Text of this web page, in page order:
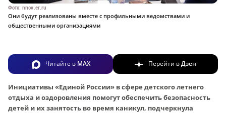
Фото: nnov.er.ru
Они будут реализованы вместе с профильными ведомствами и
общественными организациями
Читайте в MAX Перейти вДзен
Инициативы «Единой России» в сфере детского летнего
отдыха и оздоровления помогут обеспечить безопасность
детей и их занятость во время каникул, подчеркнула